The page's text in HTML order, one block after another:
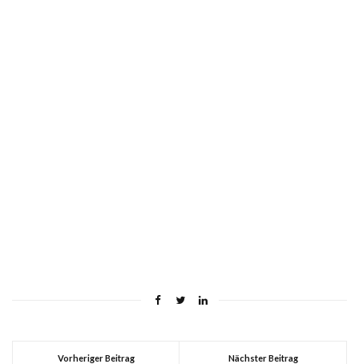
Vorheriger Beitrag Nächster Beitrag